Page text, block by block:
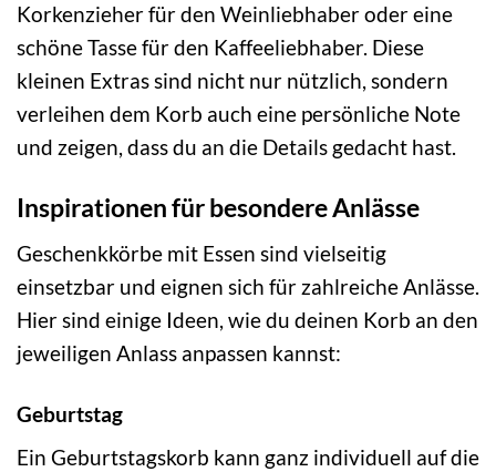
Korkenzieher für den Weinliebhaber oder eine
schöne Tasse für den Kaffeeliebhaber. Diese
kleinen Extras sind nicht nur nützlich, sondern
verleihen dem Korb auch eine persönliche Note
und zeigen, dass du an die Details gedacht hast.
Inspirationen für besondere Anlässe
Geschenkkörbe mit Essen sind vielseitig
einsetzbar und eignen sich für zahlreiche Anlässe.
Hier sind einige Ideen, wie du deinen Korb an den
jeweiligen Anlass anpassen kannst:
Geburtstag
Ein Geburtstagskorb kann ganz individuell auf die